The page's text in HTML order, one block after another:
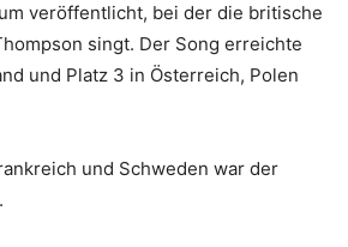
veröffentlicht, bei der die britische
singt. Der Song erreichte
und Platz 3 in Österreich, Polen
und Schweden war der